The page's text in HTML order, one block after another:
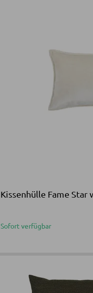
Kissenhülle Fame
Sofort verfügbar